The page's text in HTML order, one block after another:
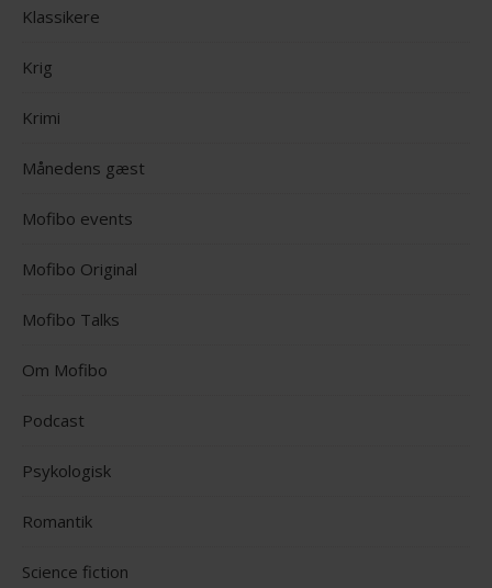
Klassikere
Krig
Krimi
Månedens gæst
Mofibo events
Mofibo Original
Mofibo Talks
Om Mofibo
Podcast
Psykologisk
Romantik
Science fiction